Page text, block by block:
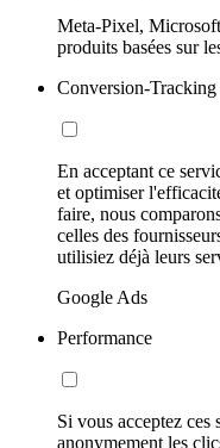
Meta-Pixel,
produits basées sur
Conversion-Tracking
En acceptant ce
et optimiser
faire, nous
celles des
utilisiez déjà leurs
Google Ads
Performance
Si vous acceptez ces
anonymement les